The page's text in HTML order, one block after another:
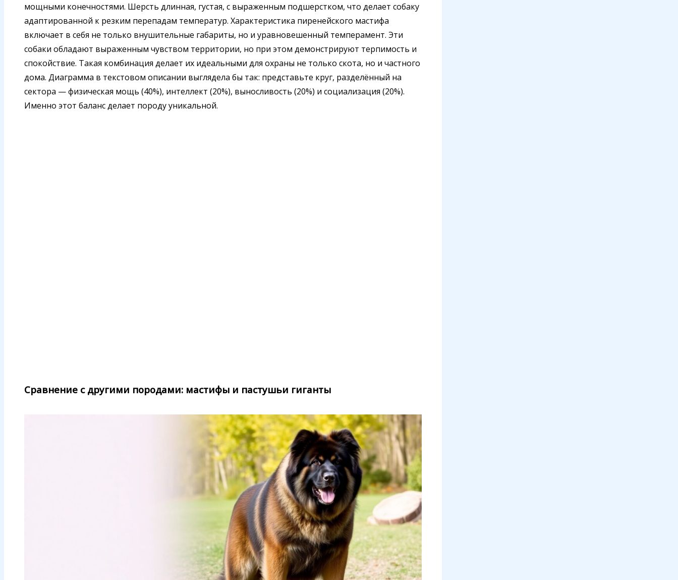
мощными конечностями. Шерсть длинная, густая, с выраженным подшерстком, что делает собаку
адаптированной к резким перепадам температур. Характеристика пиренейского мастифа
включает в себя не только внушительные габариты, но и уравновешенный темперамент. Эти
собаки обладают выраженным чувством территории, но при этом демонстрируют терпимость и
спокойствие. Такая комбинация делает их идеальными для охраны не только скота, но и частного
дома. Диаграмма в текстовом описании выглядела бы так: представьте круг, разделённый на
сектора — физическая мощь (40%), интеллект (20%), выносливость (20%) и социализация (20%).
Именно этот баланс делает породу уникальной.
Сравнение с другими породами: мастифы и пастушьи гиганты